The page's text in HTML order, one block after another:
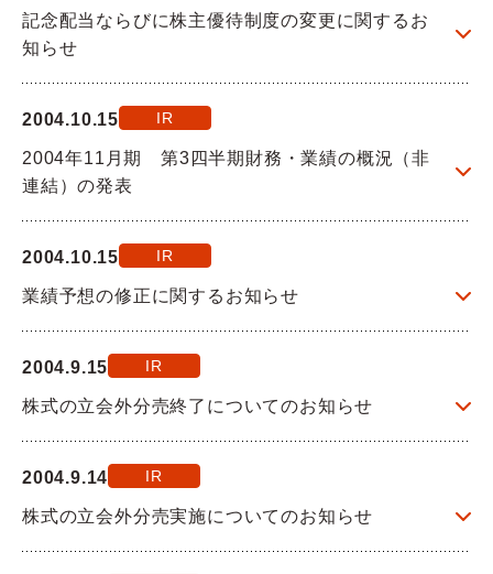
お問い合わせ
記念配当ならびに株主優待制度の変更に関するお
知らせ
2004.10.15 IR
2004年11月期 第3四半期財務・業績の概況（非
連結）の発表
2004.10.15 IR
業績予想の修正に関するお知らせ
2004.9.15 IR
株式の立会外分売終了についてのお知らせ
2004.9.14 IR
株式の立会外分売実施についてのお知らせ